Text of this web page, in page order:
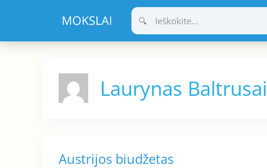
turinio
Laurynas
Austrijos biudžetas